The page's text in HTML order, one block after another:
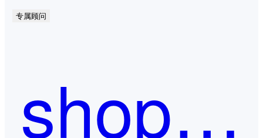
专属顾问
shopify